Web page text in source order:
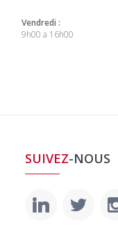
Vendredi :
9h00 a 16h00
SUIVEZ-NOUS